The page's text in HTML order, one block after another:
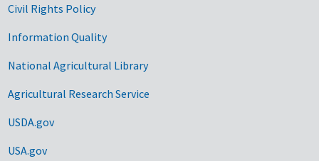
Civil Rights Policy
Information Quality
National Agricultural Library
Agricultural Research Service
USDA.gov
USA.gov